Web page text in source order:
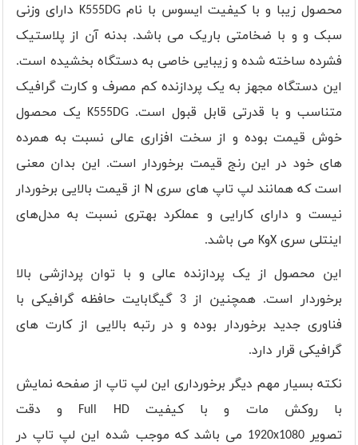
محصول زیبا و با کیفیت ایسوس با نامK555DG دارای وزنی
سبک و و با ضخامتی باریک می باشد. بدنه آن از پلاستیک
فشرده ساخته شده و زیبایی خاصی به دستگاه بخشیده است.
این دستگاه مجهز به یک پردازنده کم‌ مصرف و کارت گرافیک
متناسب و با قدرتی قابل قبول است. K555DG یک محصول
خوش قیمت بوده و از سخت افزاری عالی نسبت به همرده
های خود در این رنج قیمت برخوردار است. این بدان معنی
است که همانند لپ تاپ های سری N از قیمت بالایی برخوردار
نیست و دارای کارایی و عملکرد بهتری نسبت به مدل‌های
اینتلی سری XوK می باشد.
این محصول از یک پردازنده عالی و با توان پردازشی بالا
برخوردار است. همچنین از 3 گیگابایت حافظه گرافیکی با
فناوری جدید برخوردار بوده و در رتبه بالایی از کارت های
گرافیکی قرار دارد.
نکته بسیار مهم دیگر برخورداری این لپ تاپ از صفحه نمایش
با روکش مات و با کیفیتFull HD و دقت
تصویر1920x1080 می باشد که موجب شده این لپ تاپ در